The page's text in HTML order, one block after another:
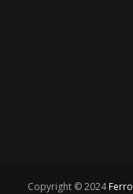
Copyright © 2024